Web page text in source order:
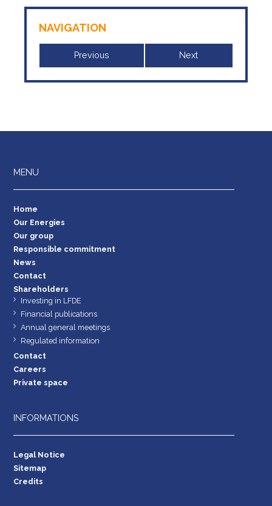
NAVIGATION
Previous Next
MENU
Home
Our Energies
Our group
Responsible commitment
News
Contact
Shareholders
Investing in LFDE
Financial publications
Annual general meetings
Regulated information
Contact
Careers
Private space
INFORMATIONS
Legal Notice
Sitemap
Credits